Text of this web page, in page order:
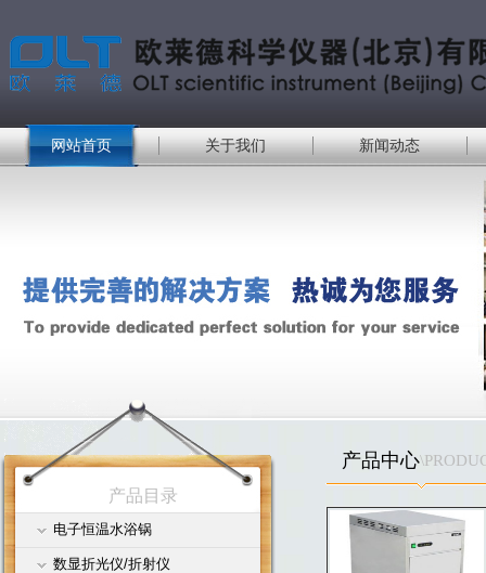
网站首页 关于我们 新闻动态
产品目录
电子恒温水浴锅
数显折光仪/折射仪
产品中心